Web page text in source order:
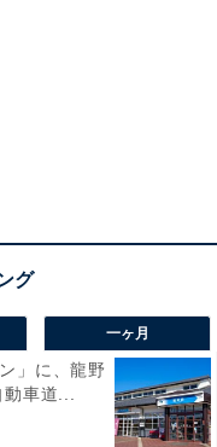
一ヶ月
」に、龍野
動車道...